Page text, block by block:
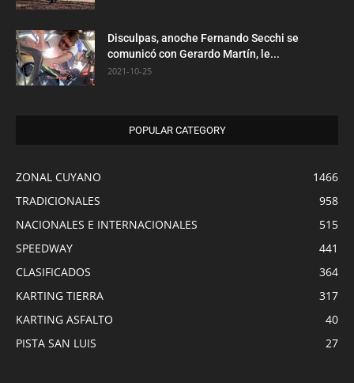
Disculpas, anoche Fernando Secchi se
comunicó con Gerardo Martín, le...
2021-10-25
POPULAR CATEGORY
ZONAL CUYANO
1466
TRADICIONALES
958
NACIONALES E INTERNACIONALES
515
SPEEDWAY
441
CLASIFICADOS
364
KARTING TIERRA
317
KARTING ASFALTO
40
PISTA SAN LUIS
27